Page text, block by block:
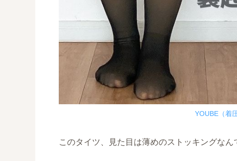
YOUBE（着
このタイツ、見た目は薄めのストッキングな